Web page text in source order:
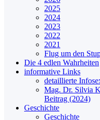
2025
2024
2023
2022
2021
Flug um den
Die 4 edlen Wahrheiten
informative Links
detaillierte Infos
Mag. Dr. Silvia
Beitrag (2024)
Geschichte
Geschichte